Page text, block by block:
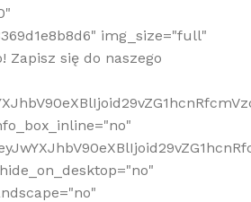
img_size="full"
Zapisz się do naszego